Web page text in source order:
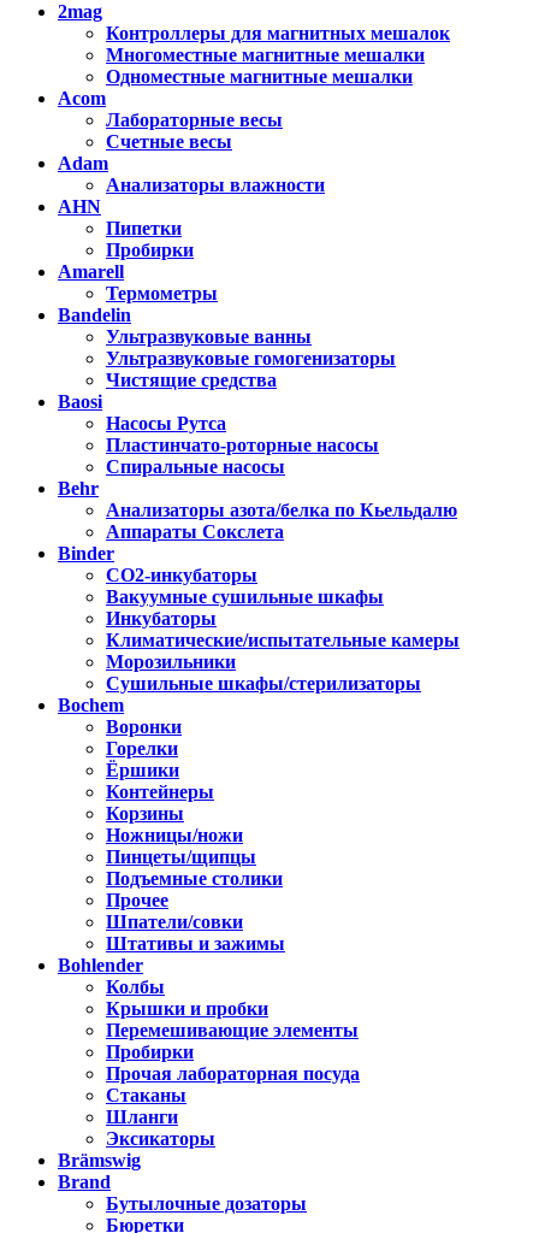
2mag
Контроллеры для магнитных мешалок
Многоместные магнитные мешалки
Одноместные магнитные мешалки
Acom
Лабораторные весы
Счетные весы
Adam
Анализаторы влажности
AHN
Пипетки
Пробирки
Amarell
Термометры
Bandelin
Ультразвуковые ванны
Ультразвуковые гомогенизаторы
Чистящие средства
Baosi
Насосы Рутса
Пластинчато-роторные насосы
Спиральные насосы
Behr
Анализаторы азота/белка по Кьельдалю
Аппараты Сокслета
Binder
CO2-инкубаторы
Вакуумные сушильные шкафы
Инкубаторы
Климатические/испытательные камеры
Морозильники
Сушильные шкафы/стерилизаторы
Bochem
Воронки
Горелки
Ёршики
Контейнеры
Корзины
Ножницы/ножи
Пинцеты/щипцы
Подъемные столики
Прочее
Шпатели/совки
Штативы и зажимы
Bohlender
Колбы
Крышки и пробки
Перемешивающие элементы
Пробирки
Прочая лабораторная посуда
Стаканы
Шланги
Эксикаторы
Brämswig
Brand
Бутылочные дозаторы
Бюретки